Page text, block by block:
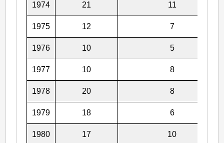
1974 21 11
1975 12 7
1976 10 5
1977 10 8
1978 20 8
1979 18 6
1980 17 10